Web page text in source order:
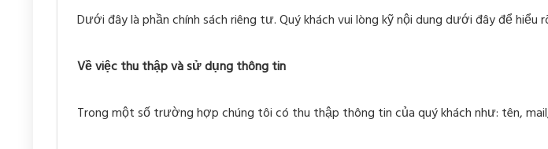
Dưới đây là phần chính sách riêng tư. Quý khách vui lòng kỹ nội dung dưới đây để hiểu
Về việc thu thập và sử dụng thông tin
Trong một số trường hợp chúng tôi có thu thập thông tin của quý khách như: tên,